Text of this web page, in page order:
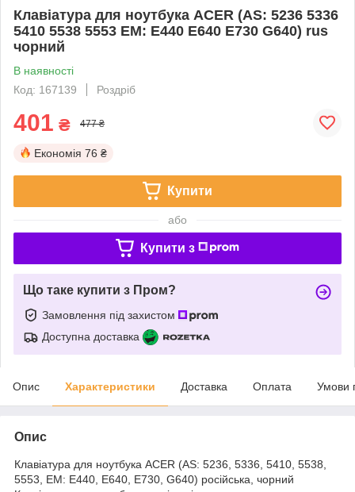
Клавіатура для ноутбука ACER (AS: 5236 5336
5410 5538 5553 EM: E440 E640 E730 G640) rus
чорний
В наявності
Код: 167139
Роздріб
401 ₴ 477 ₴
Економія 76 ₴
Купити
або
Купити з
Що таке купити з Пром?
Замовлення під захистом
Доступна доставка
Опис Характеристики Доставка Оплата Умови
Опис
Клавіатура для ноутбука ACER (AS: 5236, 5336, 5410, 5538,
5553, EM: E440, E640, E730, G640) російська, чорний